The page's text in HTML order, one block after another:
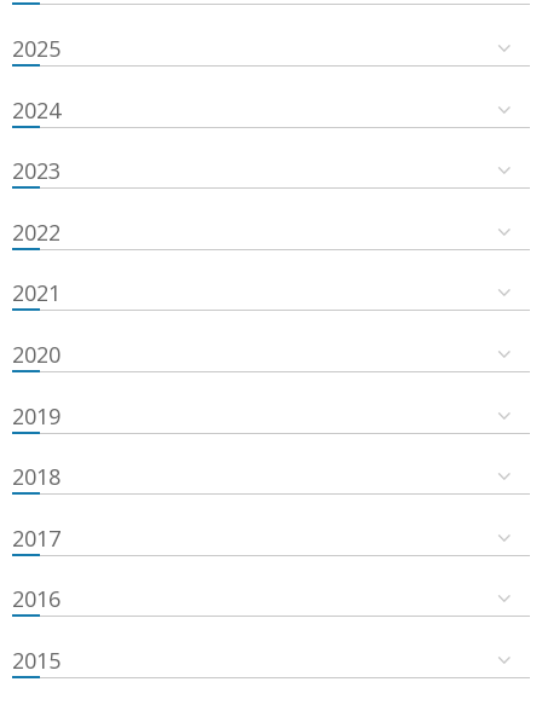
2025
2024
2023
2022
2021
2020
2019
2018
2017
2016
2015